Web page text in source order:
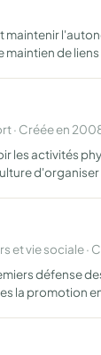
maintenir
de
· Créée en
les activités
d'organiser
et vie sociale ·
défense
la promotion